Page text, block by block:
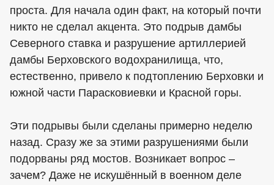
проста. Для начала один факт, на который почти
никто не сделал акцента. Это подрыв дамбы
Северного ставка и разрушение артиллерией
дамбы Берховского водохранилища, что,
естественно, привело к подтоплению Берховки и
южной части Парасковиевки и Красной горы.
Эти подрывы были сделаны примерно неделю
назад. Сразу же за этими разрушениями были
подорваны ряд мостов. Возникает вопрос –
зачем? Даже не искушённый в военном деле